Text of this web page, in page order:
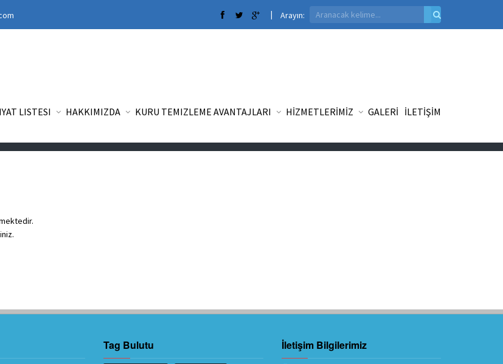
Arayın:
LISTESI HAKKIMIZDA KURU TEMIZLEME AVANTAJLARI HİZMETLERİMİZ GALERİ İLETİŞİM
HATA ! UR-804 Ürün girişi eksik
Tag Bulutu İletişim Bilgilerimiz